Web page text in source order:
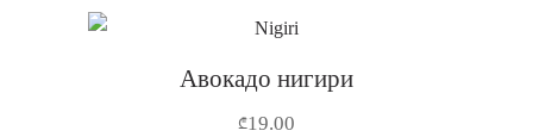
Авокадо нигири
₾19.00